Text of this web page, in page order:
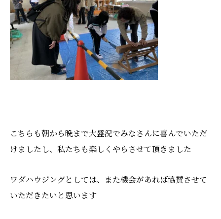
こちらも朝から晩まで大盛況でみなさんに喜んでいただ
けましたし、私たちも楽しくやらさせて頂きました
ワダハウジングとしては、また機会があれば協賛させて
いただきたいと思います